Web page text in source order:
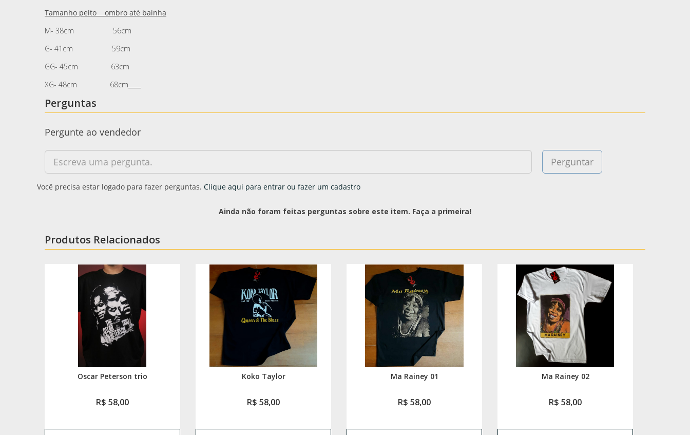
Tamanho peito ombro até bainha
M- 38cm 56cm
G- 41cm 59cm
GG- 45cm 63cm
XG- 48cm 68cm
Perguntas
Pergunte ao vendedor
Você precisa estar logado para fazer perguntas. Clique aqui para entrar ou fazer um cadastro
Ainda não foram feitas perguntas sobre este item. Faça a primeira!
Produtos Relacionados
Oscar Peterson trio
R$ 58,00
Koko Taylor
R$ 58,00
Ma Rainey 01
R$ 58,00
Ma Rainey 02
R$ 58,00